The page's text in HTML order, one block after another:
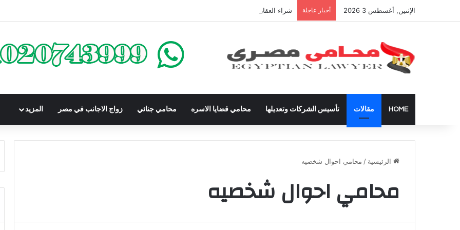
الإثنين, أغسطس 3 2026 أخبار عاجلة شراء العقارات داخل الكومباوندات تحت الإنشاء | أهم البنود التي تحمي المشتري في القانون المصري
HOME مقالات تأسيس الشركات وتعديلها محامي قضايا الاسره محامي جنائي زواج الاجانب في مصر المزيد
الرئيسية / محامي احوال شخصيه
محامي احوال شخصيه